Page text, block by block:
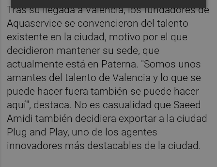
Tras su llegada a València, los fundadores de
Aquaservice se convencieron del talento
existente en la ciudad, motivo por el que
decidieron mantener su sede, que
actualmente está en Paterna. "Somos unos
amantes del talento de Valencia y lo que se
puede hacer fuera también se puede hacer
aquí", destaca. No es casualidad que Saeed
Amidi también decidiera exportar a la ciudad
Plug and Play, uno de los agentes
innovadores más destacables de la ciudad.